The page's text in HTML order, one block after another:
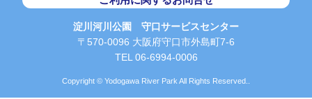
淀川河川公園 守口サービスセンター
〒570-0096 大阪府守口市外島町7-6
TEL 06-6994-0006
Copyright © Yodogawa River Park All Rights Reserved..